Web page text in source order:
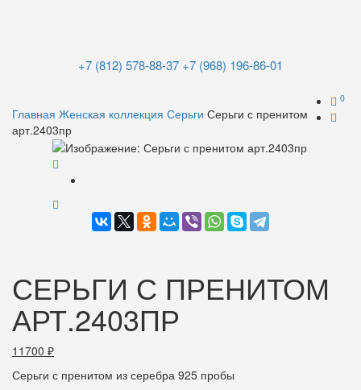
+7 (812) 578-88-37 +7 (968) 196-86-01
0
Главная Женская коллекция Серьги Серьги с пренитом
арт.2403пр
СЕРЬГИ С ПРЕНИТОМ
АРТ.2403ПР
11700 ₽
Серьги с пренитом из серебра 925 пробы